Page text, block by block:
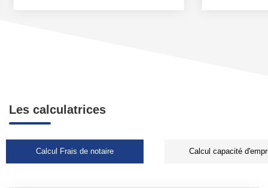
Les calculatrices
Calcul Frais de notaire Calcul capacité